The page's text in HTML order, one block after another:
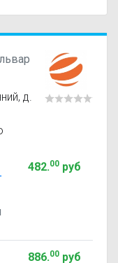
д.
482.00руб
886.00руб